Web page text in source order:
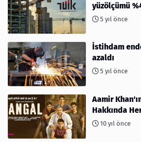
yüzölçümü
5 yıl önce
İstihdam
azaldı
5 yıl önce
Aamir
Hakkında
10 yıl önce